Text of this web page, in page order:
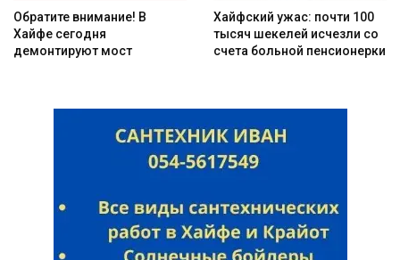
Обратите внимание! В
Хайфе сегодня
демонтируют мост
Хайфский ужас: почти 100
тысяч шекелей исчезли со
счета больной пенсионерки